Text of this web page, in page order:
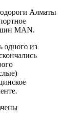
Алматы
MAN.
одного из